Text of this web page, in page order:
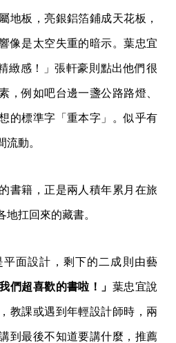
地板，亮銀鋁箔鋪成天花板，
像是太空失重的暗示。葉忠宜
緻感！」張軒豪則點出他們很
，例如吧台邊一盞公路路燈、
的標準字「重本字」。似乎有
動。
書籍，正是兩人積年累月在旅
扛回來的藏書。
面設計，剩下的二成則由藝
們超喜歡的書啦！」 葉忠宜說
教課或遇到年輕設計師時，兩
到最後不知道要講什麼，推薦